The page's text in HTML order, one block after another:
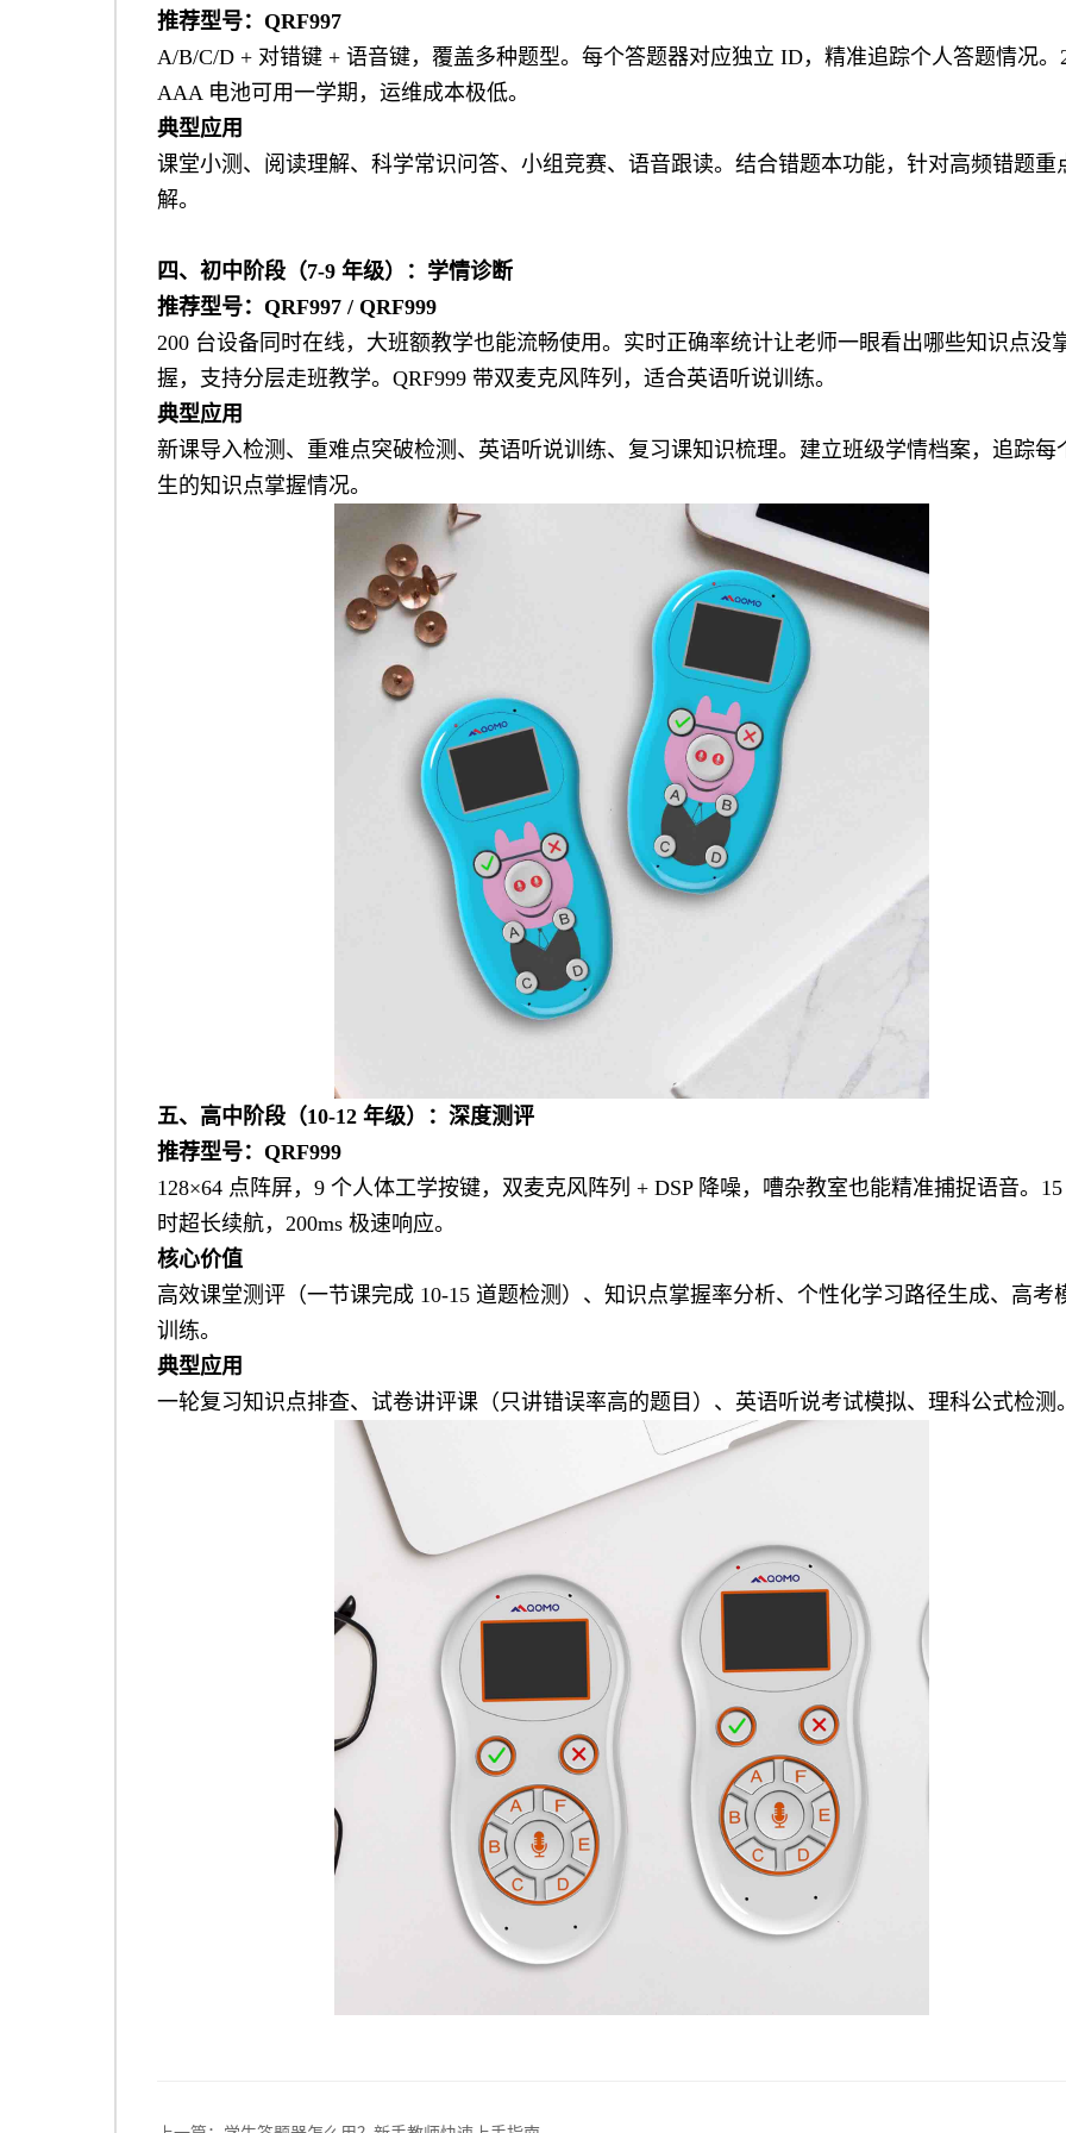
推荐型号： QRF997
A/B/C/D + 对错键 + 语音键，覆盖多种题型。每个答题器对应独立 ID，精准追踪个人答题情况。
AAA 电池可用一学期，运维成本极低。
典型应用
课堂小测、阅读理解、科学常识问答、小组竞赛、语音跟读。结合错题本功能，针对高频错题重
解。
四、初中阶段（7-9 年级）：学情诊断
推荐型号： QRF997 / QRF999
200 台设备同时在线，大班额教学也能流畅使用。实时正确率统计让老师一眼看出哪些知识点没
握，支持分层走班教学。QRF999 带双麦克风阵列，适合英语听说训练。
典型应用
新课导入检测、重难点突破检测、英语听说训练、复习课知识梳理。建立班级学情档案，追踪每
生的知识点掌握情况。
五、高中阶段（10-12 年级）：深度测评
推荐型号： QRF999
128×64 点阵屏，9 个人体工学按键，双麦克风阵列 + DSP 降噪，嘈杂教室也能精准捕捉语音。
时超长续航，200ms 极速响应。
核心价值
高效课堂测评（一节课完成 10-15 道题检测）、知识点掌握率分析、个性化学习路径生成、高考
训练。
典型应用
一轮复习知识点排查、试卷讲评课（只讲错误率高的题目）、英语听说考试模拟、理科公式检测。